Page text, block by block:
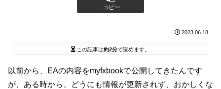
コピー
2023.06.18
この記事は約2分で読めます。
以前から、EAの内容をmyfxbookで公開してきたんです
が、ある時から、どうにも情報が更新されず、おかしくな